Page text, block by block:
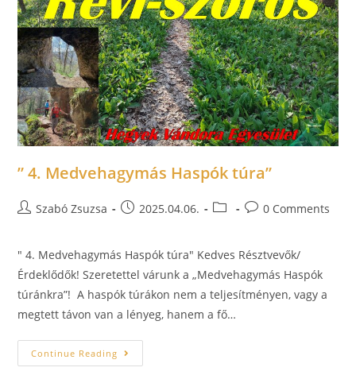
” 4. Medvehagymás Haspók túra”
Szabó Zsuzsa 2025.04.06. 0 Comments
" 4. Medvehagymás Haspók túra" Kedves Résztvevők/
Érdeklődők! Szeretettel várunk a „Medvehagymás Haspók
túránkra”! A haspók túrákon nem a teljesítményen, vagy a
megtett távon van a lényeg, hanem a fő…
Continue Reading